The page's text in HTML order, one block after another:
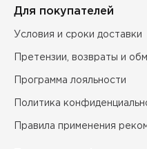
Для покупателей
Условия и сроки доставки
Претензии, возвраты и
Программа лояльности
Политика
Правила применения